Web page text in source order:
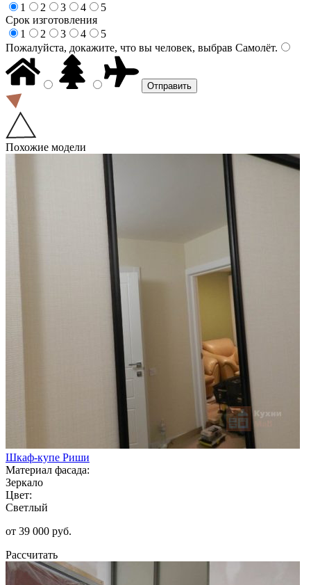
1
2 3 4
5
Срок изготовления
1
2 3 4
5
Пожалуйста, докажите, что вы человек, выбрав Самолёт.
Похожие модели
Шкаф-купе Риши
Материал фасада:
Зеркало
Цвет:
Светлый
от 39 000 руб.
Рассчитать